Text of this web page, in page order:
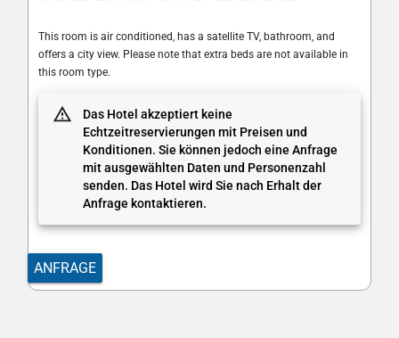
This room is air conditioned, has a satellite TV, bathroom, and
offers a city view. Please note that extra beds are not available in
this room type.
Das Hotel akzeptiert keine
Echtzeitreservierungen mit Preisen und
Konditionen. Sie können jedoch eine Anfrage
mit ausgewählten Daten und Personenzahl
senden. Das Hotel wird Sie nach Erhalt der
Anfrage kontaktieren.
ANFRAGE